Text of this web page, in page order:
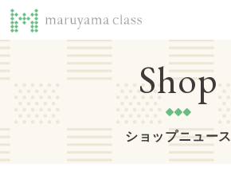
TOP
ショップ レストラン・カフェ
Life support floor
Shop
ショップニュース